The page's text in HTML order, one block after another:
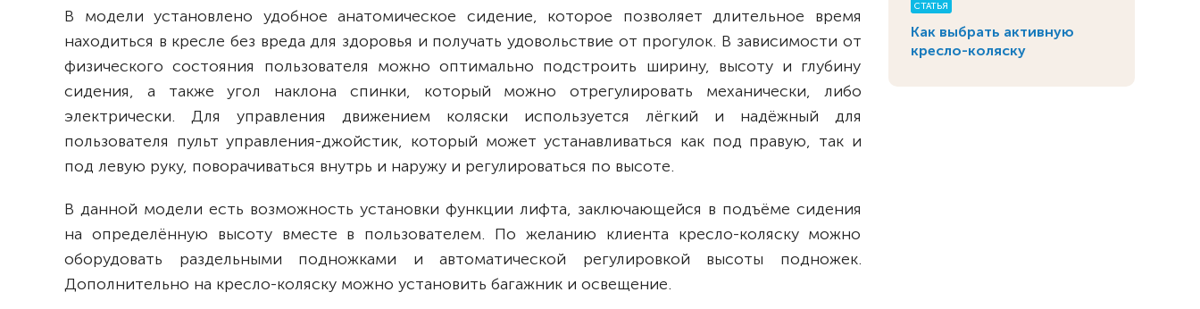
СТАТЬЯ
Как выбрать активную
кресло-коляску
В модели установлено удобное анатомическое сидение, которое позволяет длительное время
находиться в кресле без вреда для здоровья и получать удовольствие от прогулок. В зависимости от
физического состояния пользователя можно оптимально подстроить ширину, высоту и глубину
сидения, а также угол наклона спинки, который можно отрегулировать механически, либо
электрически. Для управления движением коляски используется лёгкий и надёжный для
пользователя пульт управления-джойстик, который может устанавливаться как под правую, так и
под левую руку, поворачиваться внутрь и наружу и регулироваться по высоте.
В данной модели есть возможность установки функции лифта, заключающейся в подъёме сидения
на определённую высоту вместе в пользователем. По желанию клиента кресло-коляску можно
оборудовать раздельными подножками и автоматической регулировкой высоты подножек.
Дополнительно на кресло-коляску можно установить багажник и освещение.